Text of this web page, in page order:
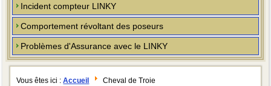
Incident compteur LINKY
Comportement révoltant des poseurs
Problèmes d'Assurance avec le LINKY
Vous êtes ici :Accueil Cheval de Troie